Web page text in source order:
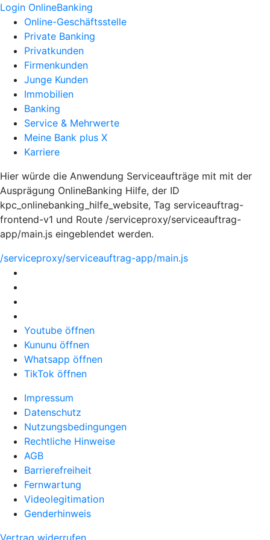
Login OnlineBanking
Online-Geschäftsstelle
Private Banking
Privatkunden
Firmenkunden
Junge Kunden
Immobilien
Banking
Service & Mehrwerte
Meine Bank plus X
Karriere
Hier würde die Anwendung Serviceaufträge mit mit der
Ausprägung OnlineBanking Hilfe, der ID
kpc_onlinebanking_hilfe_website, Tag serviceauftrag-
frontend-v1 und Route /serviceproxy/serviceauftrag-
app/main.js eingeblendet werden.
/serviceproxy/serviceauftrag-app/main.js
Youtube öffnen
Kununu öffnen
Whatsapp öffnen
TikTok öffnen
Impressum
Datenschutz
Nutzungsbedingungen
Rechtliche Hinweise
AGB
Barrierefreiheit
Fernwartung
Videolegitimation
Genderhinweis
Vertrag widerrufen